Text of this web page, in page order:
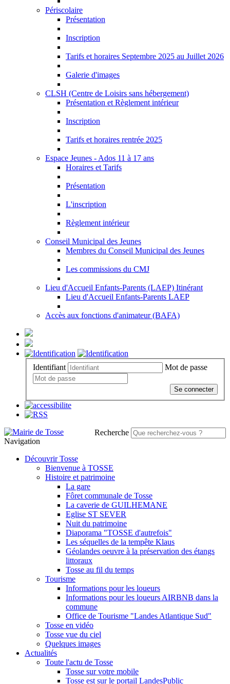
Périscolaire
Présentation
Inscription
Tarifs et horaires Septembre 2025 au Juillet 2026
Galerie d'images
CLSH (Centre de Loisirs sans hébergement)
Présentation et Règlement intérieur
Inscription
Tarifs et horaires rentrée 2025
Espace Jeunes - Ados 11 à 17 ans
Horaires et Tarifs
Présentation
L'inscription
Règlement intérieur
Conseil Municipal des Jeunes
Membres du Conseil Municipal des Jeunes
Les commissions du CMJ
Lieu d'Accueil Enfants-Parents (LAEP) Itinérant
Lieu d'Accueil Enfants-Parents LAEP
Accès aux fonctions d'animateur (BAFA)
Identifiant Mot de passe
Se connecter
Recherche
Navigation
Découvrir Tosse
Bienvenue à TOSSE
Histoire et patrimoine
La gare
Fôret communale de Tosse
La caverie de GUILHEMANE
Eglise ST SEVER
Nuit du patrimoine
Diaporama "TOSSE d'autrefois"
Les séquelles de la tempête Klaus
Géolandes oeuvre à la préservation des étangs
littoraux
Tosse au fil du temps
Tourisme
Informations pour les loueurs
Informations pour les loueurs AIRBNB dans la
commune
Office de Tourisme "Landes Atlantique Sud"
Tosse en vidéo
Tosse vue du ciel
Quelques images
Actualités
Toute l'actu de Tosse
Tosse sur votre mobile
Tosse est sur le portail LandesPublic